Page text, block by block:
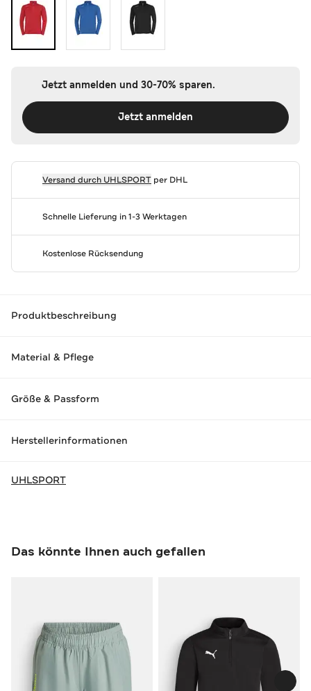
Jetzt anmelden und 30-70% sparen.
Jetzt anmelden
Versand durch UHLSPORTper DHL
Schnelle Lieferung in 1-3 Werktagen
Kostenlose Rücksendung
Produktbeschreibung
Material & Pflege
Größe & Passform
Herstellerinformationen
UHLSPORT
Das könnte Ihnen auch gefallen